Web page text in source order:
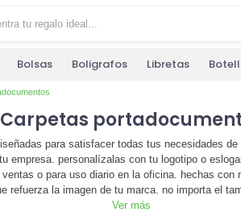
Bolsas Boligrafos Libretas
Carpetas
para satisfacer todas tus necesidades
empresa. personalízalas con tu logotipo o
o para uso diario en la oficina. hechas
la imagen de tu marca. no importa el
y encuentra la carpeta que mejor se
Ver más